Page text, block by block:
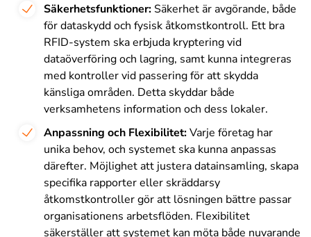
Säkerhetsfunktioner: Säkerhet är avgörande, både
för dataskydd och fysisk åtkomstkontroll. Ett bra
RFID-system ska erbjuda kryptering vid
dataöverföring och lagring, samt kunna integreras
med kontroller vid passering för att skydda
känsliga områden. Detta skyddar både
verksamhetens information och dess lokaler.
Anpassning och Flexibilitet:Varje företag har
unika behov, och systemet ska kunna anpassas
därefter. Möjlighet att justera datainsamling, skapa
specifika rapporter eller skräddarsy
åtkomstkontroller gör att lösningen bättre passar
organisationens arbetsflöden. Flexibilitet
säkerställer att systemet kan möta både nuvarande